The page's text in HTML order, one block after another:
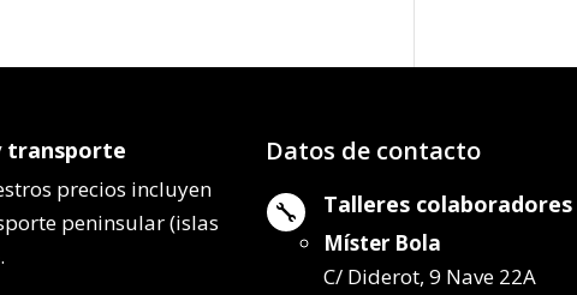
transporte
precios incluyen
peninsular (islas
Datos de contacto
 Talleres colaboradores
Míster Bola
C/ Diderot, 9 Nave 22A